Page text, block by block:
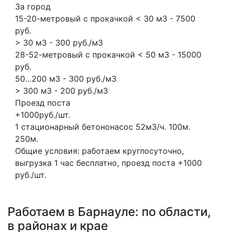
За город
15-20-метровый с прокачкой < 30 м3 - 7500
руб.
> 30 м3 - 300 руб./м3
28-52-метровый с прокачкой < 50 м3 - 15000
руб.
50…200 м3 - 300 руб./м3
> 300 м3 - 200 руб./м3
Проезд поста
+1000руб./шт.
1 стационарный бетононасос 52м3/ч. 100м.
250м.
Общие условия: работаем круглосуточно,
выгрузка 1 час бесплатно, проезд поста +1000
руб./шт.
Работаем в Барнауле: по области,
в районах и крае